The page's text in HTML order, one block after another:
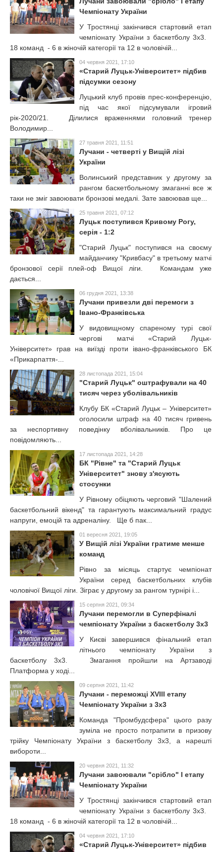
Чемпіонату України
У Тростянці закінчився стартовий етап
чемпіонату України з баскетболу 3х3.
18 команд - 6 в жіночій категорії та 12 в чоловічій...
04 червня 2021, 17:10
«Старий Луцьк-Університет» підбив
підсумки сезону
Луцький клуб провів прес-конференцію,
під час якої підсумували ігровий
рік-2020/21. Ділилися враженнями головний тренер
Володимир...
27 травня 2021, 11:51
Лучани - четверті у Вищій лізі
України
Волинський представник у другому за
рангом баскетбольному змаганні все ж
таки не зміг завоювати бронзові медалі. Зате завоював ще...
25 травня 2021, 07:12
Луцьк поступився Кривому Рогу,
серія - 1:2
"Старий Луцьк" поступився на своєму
майданчику "Кривбасу" в третьому матчі
бронзової серії плей-оф Вищої ліги. Командам уже
дається...
06 грудня 2021, 13:38
Лучани привезли дві перемоги з
Івано-Франківська
У видовищному спареному турі свої
чергові матчі «Старий Луцьк-
Університет» грав на виїзді проти івано-франківського БК
«Прикарпаття-...
28 листопада 2021, 15:04
"Старий Луцьк" оштрафували на 40
тисяч через уболівальників
Клубу БК «Старий Луцьк – Університет»
оголосили штраф на 40 тисяч гривень
за неспортивну поведінку вболівальників. Про це
повідомляють...
17 листопада 2021, 14:28
БК "Рівне" та "Старий Луцьк
Університет" знову з'ясують
стосунки
У Рівному обіцяють черговий "Шалений
баскетбольний вікенд" та гарантують максимальний градус
напруги, емоцій та адреналіну. Ще б пак...
01 вересня 2021, 19:05
У Вищій лізі України гратиме менше
команд
Рівно за місяць стартує чемпіонат
України серед баскетбольних клубів
чоловічої Вищої ліги. Зіграє у другому за рангом турнірі і...
15 серпня 2021, 09:34
Лучани перемогли в Суперфіналі
чемпіонату України з баскетболу 3х3
У Києві завершився фінальний етап
літнього чемпіонату України з
баскетболу 3х3. Змагання пройшли на Артзаводі
Платформа у ході...
09 серпня 2021, 11:42
Лучани - переможці XVIII етапу
Чемпіонату України з 3х3
Команда "Промбудсфера" цього разу
зуміла не просто потрапити в призову
трійку Чемпіонату України з баскетболу 3х3, а нарешті
вибороти...
20 червня 2021, 11:32
Лучани завоювали "срібло" І етапу
Чемпіонату України
У Тростянці закінчився стартовий етап
чемпіонату України з баскетболу 3х3.
18 команд - 6 в жіночій категорії та 12 в чоловічій...
04 червня 2021, 17:10
«Старий Луцьк-Університет» підбив